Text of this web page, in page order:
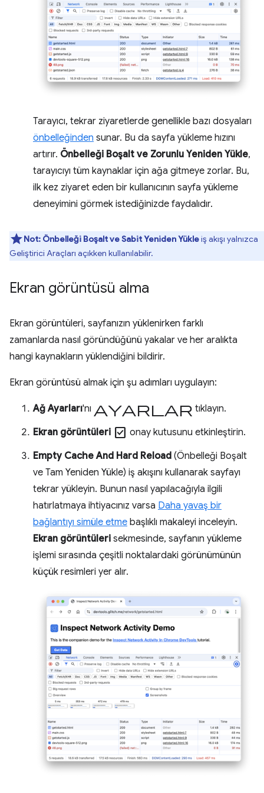
Tarayıcı, tekrar ziyaretlerde genellikle bazı dosyaları
önbelleğinden sunar. Bu da sayfa yükleme hızını
artırır. Önbelleği Boşalt ve Zorunlu Yeniden Yükle,
tarayıcıyı tüm kaynaklar için ağa gitmeye zorlar. Bu,
ilk kez ziyaret eden bir kullanıcının sayfa yükleme
deneyimini görmek istediğinizde faydalıdır.
Not: Önbelleği Boşalt ve Sabit Yeniden Yükleiş akışı yalnızca
Geliştirici Araçları açıkken kullanılabilir.
Ekran görüntüsü alma
Ekran görüntüleri, sayfanızın yüklenirken farklı
zamanlarda nasıl göründüğünü yakalar ve her aralıkta
hangi kaynakların yüklendiğini bildirir.
Ekran görüntüsü almak için şu adımları uygulayın:
Ağ Ayarları'nı ayarlar tıklayın.
Ekran görüntüleri check_box onay kutusunu etkinleştirin.
Empty Cache And Hard Reload (Önbelleği Boşalt
ve Tam Yeniden Yükle) iş akışını kullanarak sayfayı
tekrar yükleyin. Bunun nasıl yapılacağıyla ilgili
hatırlatmaya ihtiyacınız varsa Daha yavaş bir
bağlantıyı simüle etme başlıklı makaleyi inceleyin.
Ekran görüntüleri sekmesinde, sayfanın yükleme
işlemi sırasında çeşitli noktalardaki görünümünün
küçük resimleri yer alır.